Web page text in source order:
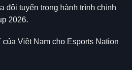
đội tuyển trong hành trình chinh
2026.